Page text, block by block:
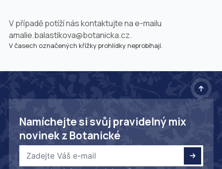
V případě potíží nás kontaktujte na e-mailu
amalie.balastikova@botanicka.cz.
V časech označených křížky prohlídky neprobíhají.
Namíchejte si svůj pravidelný mix
novinek z Botanické